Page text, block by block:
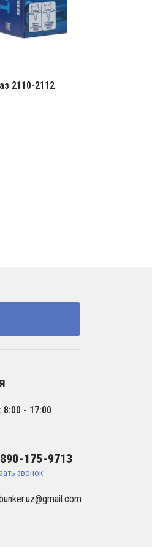
2110-2112
8:00 - 17:00
175-9713
звонок